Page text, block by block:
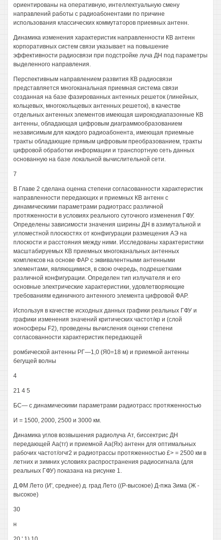
ориентированы на оперативную, интеллектуальную смену
направлений работы с радиоабонентами по причине
использования классических коммутаторов приемных антенн.
Динамика изменения характеристик направленности КВ антенн
корпоративных систем связи указывает на повышение
эффективности радиосвязи при подстройке луча ДН под параметры
выделенного направления.
Перспективным направлением развития КВ радиосвязи
представляется многоканальная приемная система связи
созданная на базе фазированных антенных решеток (линейных,
кольцевых, многокольцевых антенных решеток), в качестве
отдельных антенных элементов имеющая широкодиапазонные КВ
антенны, обладающая цифровым диаграммообразованием
независимым для каждого радиоабонента, имеющая приемные
тракты обладающие прямым цифровым преобразованием, тракты
цифровой обработки информации и транспортную сеть данных
основанную на базе локальной вычислительной сети.
7
В Главе 2 сделана оценка степени согласованности характеристик
направленности передающих и приемных КВ антенн с
динамическими параметрами радиотрасс различной
протяженности в условиях реального суточного изменения ГФУ.
Определены зависимости значения ширины ДН в азимутальной и
угломестной плоскостях от конфигурации размещения АЭ на
плоскости и расстояния между ними. Исследованы характеристики
масштабируемых КВ приемных многоканальных антенных
комплексов на основе ФАР с эквивалентными антенными
элементами, являющимися, в свою очередь, подрешетками
различной конфигурации. Определен тип излучателя и его
основные электрические характеристики, удовлетворяющие
требованиям единичного антенного элемента цифровой ФАР.
Используя в качестве исходных данных графики реальных ГФУ и
графики изменения значений критических частот/кр и (слой
ионосферы F2), проведены вычисления оценки степени
согласованности характеристик передающей
ромбической антенны РГ—1,0 (Я0=18 м) и приемной антенны
бегущей волны
4
21 4 5
БС— с динамическими параметрами радиотрасс протяженностью
И = 1500, 2000, 2500 и 3000 км.
Динамика углов возвышения радиолуча Ат, биссектрис ДН
передающей Аа(тг) и приемной Аа(Ях) антенн для оптимальных
рабочих частот/огчг2 и радиотрассы протяженностью £> = 2500 км в
летних и зимних условиях распространения радиосигнала (для
реальных ГФУ) показана на рисунке 1.
Д.ФМ Лето (И', среднее) д. град Лето ((Р-высокое) Д-пжа Зима (Ж -
высокое)
30
н